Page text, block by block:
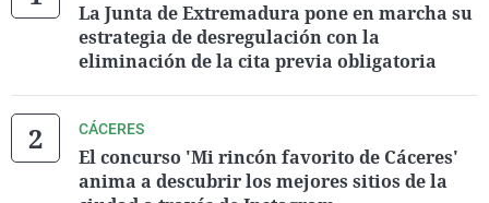
La Junta de Extremadura pone en marcha su
estrategia de desregulación con la
eliminación de la cita previa obligatoria
CÁCERES
El concurso 'Mi rincón favorito de Cáceres'
anima a descubrir los mejores sitios de la